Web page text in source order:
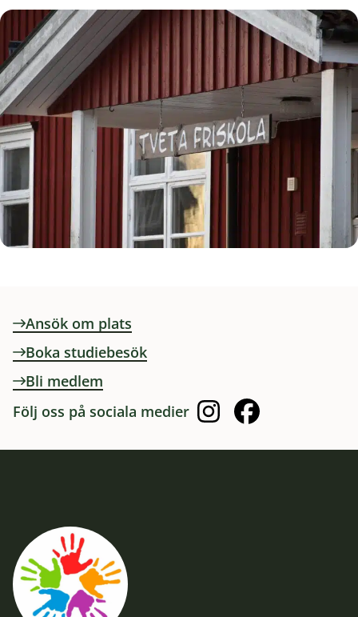
Ansök om plats
Boka studiebesök
Bli medlem
Följ oss på sociala medier